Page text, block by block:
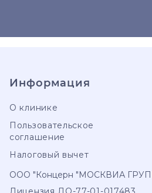
Информация
О клинике
Пользовательское
соглашение
Налоговый вычет
ООО "Концерн "МОСКВИА